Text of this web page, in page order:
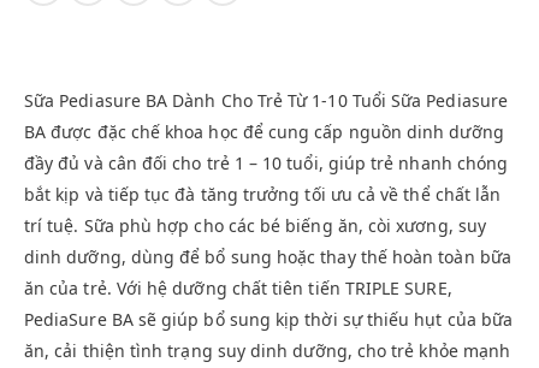
Sữa Pediasure BA Dành Cho Trẻ Từ 1-10 Tuổi Sữa Pediasure
BA được đặc chế khoa học để cung cấp nguồn dinh dưỡng
đầy đủ và cân đối cho trẻ 1 – 10 tuổi, giúp trẻ nhanh chóng
bắt kịp và tiếp tục đà tăng trưởng tối ưu cả về thể chất lẫn
trí tuệ. Sữa phù hợp cho các bé biếng ăn, còi xương, suy
dinh dưỡng, dùng để bổ sung hoặc thay thế hoàn toàn bữa
ăn của trẻ. Với hệ dưỡng chất tiên tiến TRIPLE SURE,
PediaSure BA sẽ giúp bổ sung kịp thời sự thiếu hụt của bữa
ăn, cải thiện tình trạng suy dinh dưỡng, cho trẻ khỏe mạnh